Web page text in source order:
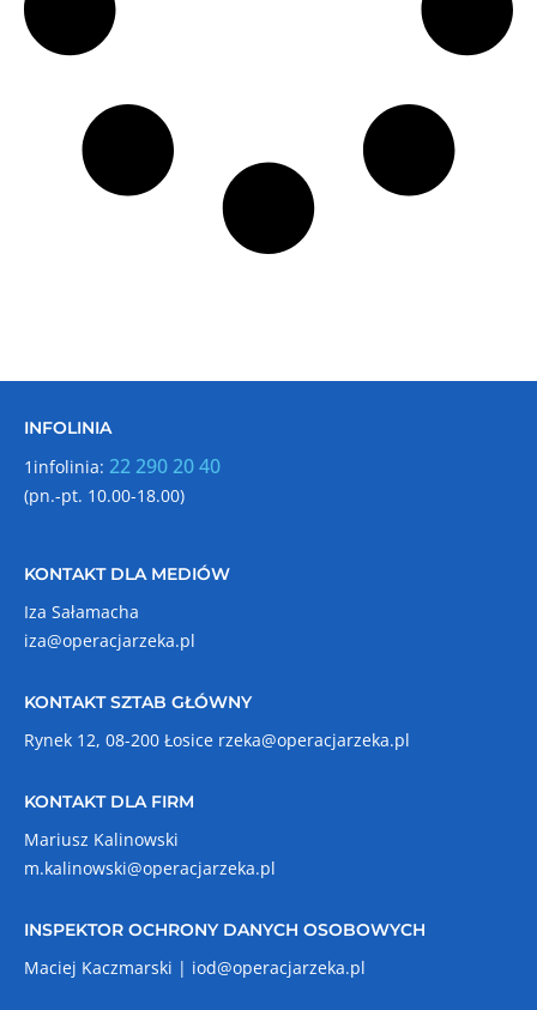
INFOLINIA
1infolinia: 22 290 20 40
(pn.-pt. 10.00-18.00)
KONTAKT DLA MEDIÓW
Iza Sałamacha
iza@operacjarzeka.pl
KONTAKT SZTAB GŁÓWNY
Rynek 12, 08-200 Łosice rzeka@operacjarzeka.pl
KONTAKT DLA FIRM
Mariusz Kalinowski
m.kalinowski@operacjarzeka.pl
INSPEKTOR OCHRONY DANYCH OSOBOWYCH
Maciej Kaczmarski | iod@operacjarzeka.pl